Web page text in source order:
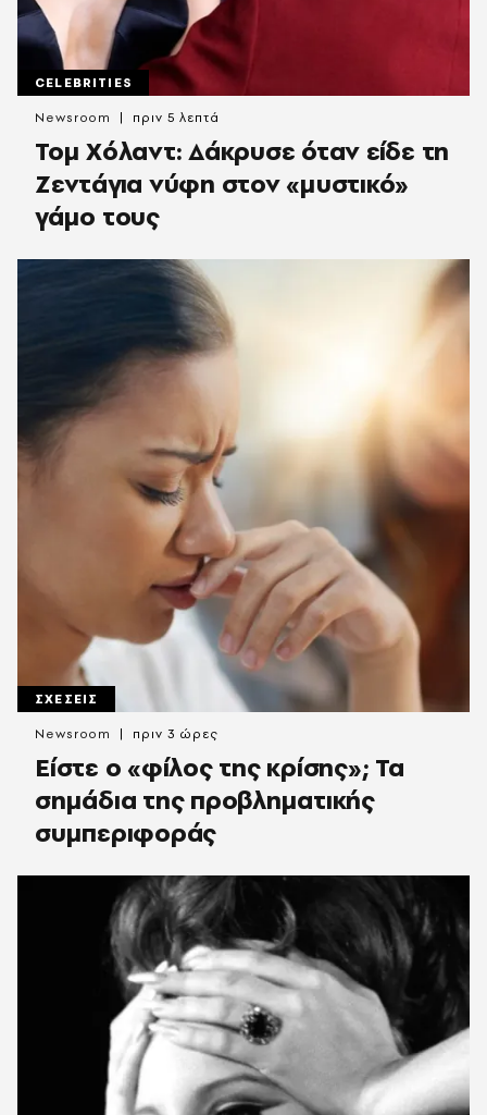
CELEBRITIES
Τομ Χόλαντ: Δάκρυσε όταν είδε τη
Ζεντάγια νύφη στον «μυστικό»
γάμο τους
Newsroom πριν 5 λεπτά
ΣΧΕΣΕΙΣ
Είστε ο «φίλος της κρίσης»; Τα
σημάδια της προβληματικής
συμπεριφοράς
Newsroom πριν 3 ώρες